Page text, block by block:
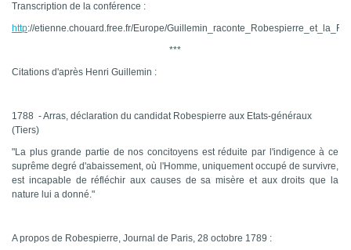
Transcription de la conférence :
http://etienne.chouard.free.fr/Europe/
***
Citations d'après Henri Guillemin :
1788 - Arras, déclaration du candidat Robespierre aux Etats-généraux
(Tiers)
"La plus grande partie de nos concitoyens est réduite par l'indigence à ce
suprême degré d'abaissement, où l'Homme, uniquement occupé de survivre,
est incapable de réfléchir aux causes de sa misère et aux droits que la
nature lui a donné."
A propos de Robespierre, Journal de Paris, 28 octobre 1789 :